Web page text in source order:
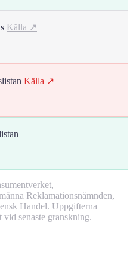
Källa ↗
Källa ↗
Reklamationsnämnden,
Handel. Uppgifterna
vid senaste granskning.